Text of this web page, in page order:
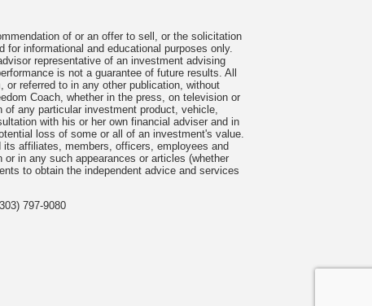
of or an offer to sell, or the solicitation
informational and educational purposes only.
representative of an investment advising
is not a guarantee of future results. All
referred to in any other publication, without
Coach, whether in the press, on television or
of any particular investment product, vehicle,
with his or her own financial adviser and in
loss of some or all of an investment's value.
affiliates, members, officers, employees and
in any such appearances or articles (whether
to obtain the independent advice and services
797-9080